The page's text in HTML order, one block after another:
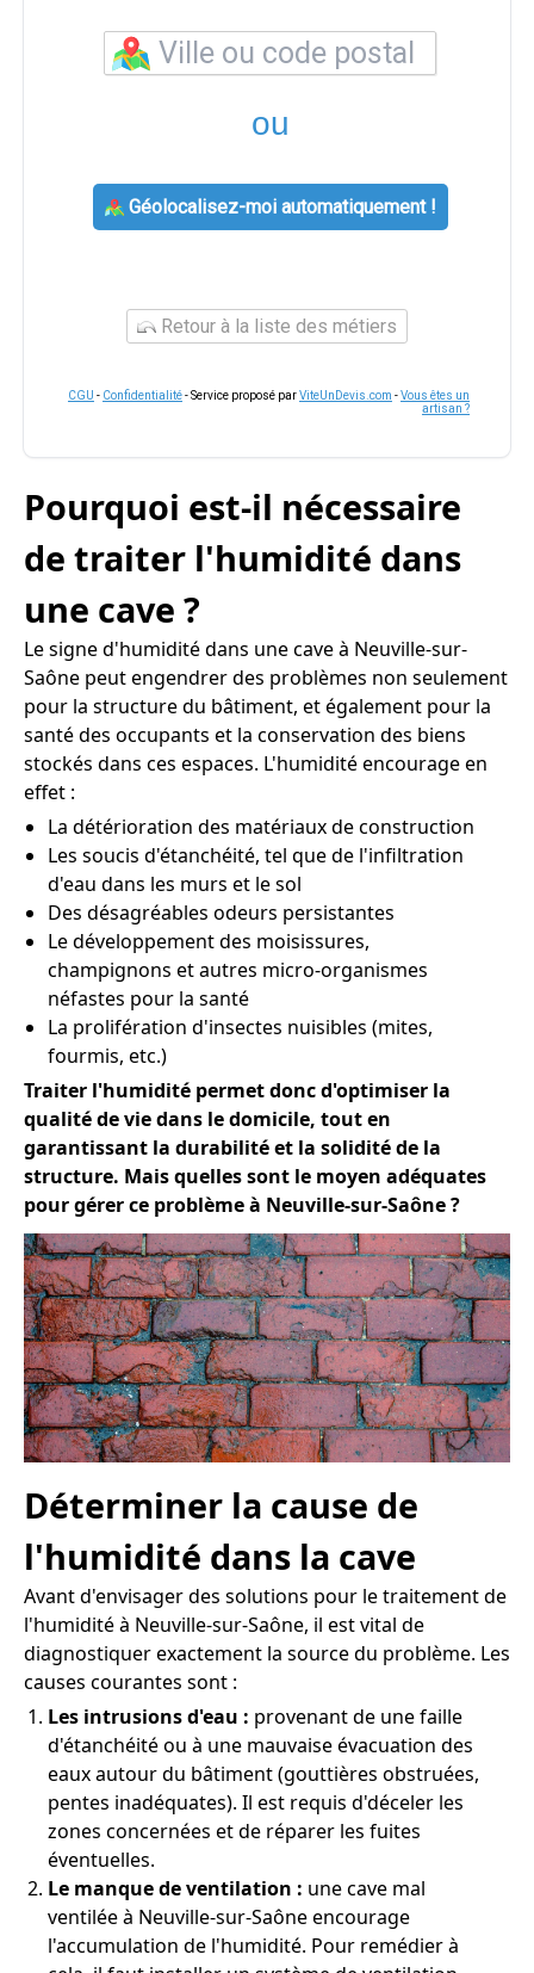
ou
Géolocalisez-moi automatiquement !
Retour à la liste des métiers
CGU - Confidentialité- Service proposé parViteUnDevis.com -Vous êtes un
artisan ?
Pourquoi est-il nécessaire
de traiter l'humidité dans
une cave ?
Le signe d'humidité dans une cave à Neuville-sur-
Saône peut engendrer des problèmes non seulement
pour la structure du bâtiment, et également pour la
santé des occupants et la conservation des biens
stockés dans ces espaces. L'humidité encourage en
effet :
La détérioration des matériaux de construction
Les soucis d'étanchéité, tel que de l'infiltration
d'eau dans les murs et le sol
Des désagréables odeurs persistantes
Le développement des moisissures,
champignons et autres micro-organismes
néfastes pour la santé
La prolifération d'insectes nuisibles (mites,
fourmis, etc.)
Traiter l'humidité permet donc d'optimiser la
qualité de vie dans le domicile, tout en
garantissant la durabilité et la solidité de la
structure. Mais quelles sont le moyen adéquates
pour gérer ce problème à Neuville-sur-Saône ?
Déterminer la cause de
l'humidité dans la cave
Avant d'envisager des solutions pour le traitement de
l'humidité à Neuville-sur-Saône, il est vital de
diagnostiquer exactement la source du problème. Les
causes courantes sont :
Les intrusions d'eau : provenant de une faille
d'étanchéité ou à une mauvaise évacuation des
eaux autour du bâtiment (gouttières obstruées,
pentes inadéquates). Il est requis d'déceler les
zones concernées et de réparer les fuites
éventuelles.
Le manque de ventilation : une cave mal
ventilée à Neuville-sur-Saône encourage
l'accumulation de l'humidité. Pour remédier à